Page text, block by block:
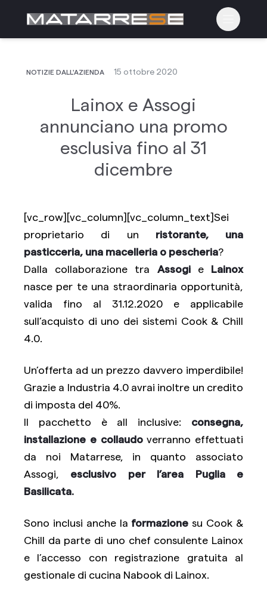
Apri il
NOTIZIE DALL'AZIENDA 15 ottobre 2020
Lainox e Assogi
annunciano una promo
esclusiva fino al 31
dicembre
[vc_row][vc_column][vc_column_text]Sei
proprietario di un ristorante, una
pasticceria, una macelleria o pescheria?
Dalla collaborazione tra Assogie Lainox
nasce per te una straordinaria opportunità,
valida fino al 31.12.2020 e applicabile
sull’acquisto di uno dei sistemi Cook & Chill
4.0.
Un’offerta ad un prezzo davvero imperdibile!
Grazie a Industria 4.0 avrai inoltre un credito
di imposta del 40%.
Il pacchetto è all inclusive: consegna,
installazione e collaudoverranno effettuati
da noi Matarrese, in quanto associato
Assogi, esclusivo per l’area Puglia e
Basilicata.
Sono inclusi anche la formazione su Cook &
Chill da parte di uno chef consulente Lainox
e l’accesso con registrazione gratuita al
gestionale di cucina Nabook di Lainox.